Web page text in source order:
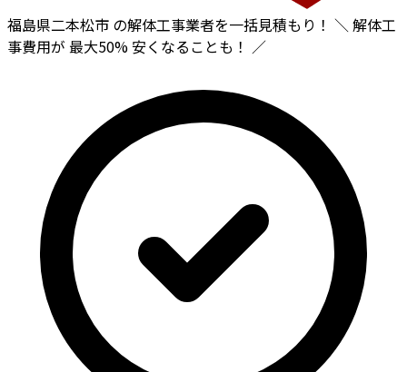
福島県二本松市 の解体工事業者を一括見積もり！ ＼ 解体工
事費用が 最大50%安くなることも！ ／